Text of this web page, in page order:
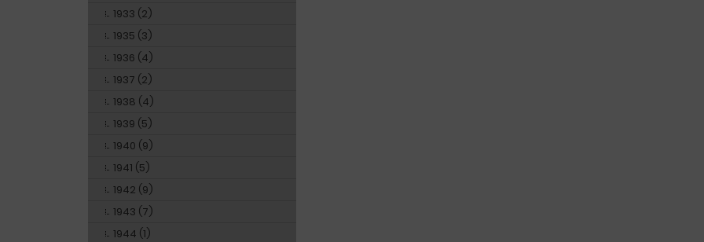
1933 (2)
1935 (3)
1936 (4)
1937 (2)
1938 (4)
1939 (5)
1940 (9)
1941 (5)
1942 (9)
1943 (7)
1944 (1)